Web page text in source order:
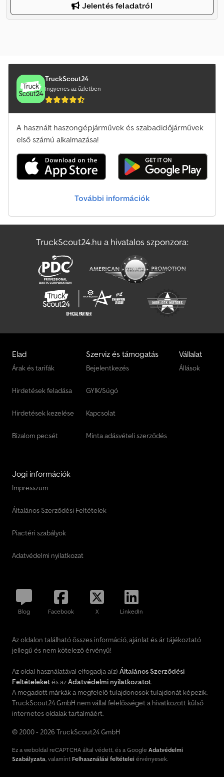
Jelentés feladatról
TruckScout24
Ingyenes az üzletben
A használt haszongépjárművek és szabadidőjárművek
első számú alkalmazása!
További információk
TruckScout24.hu a hivatalos szponzora:
Elad
Árak és tarifák
Hirdetések feladása
Hirdetések kezelése
Bizalom pecsét
Szerviz és támogatás
Bejelentkezés
GYIK/Súgó
Kapcsolat
Minta adásvételi szerződés
Vállalat
Állások
Jogi információk
Impresszum
Általános Szerződési Feltételek
Piactéri szabályok
Adatvédelmi nyilatkozat
Blog Facebook X LinkedIn
Az oldalon található összes információ, ajánlat és ár tájékoztató
jellegű és nem kötelező érvényű!
Az oldal használatával elfogadja a(z) Általános Szerződési
Feltételeketés azAdatvédelmi nyilatkozatot.
A megadott márkák a megfelelő tulajdonosok tulajdonát képezik.
TruckScout24 GmbH nem vállal felelősséget a hivatkozott külső
internetes oldalak tartalmáért.
© 2000 - 2026 TruckScout24 GmbH
Ez a weboldal reCAPTCHA által védett, és a Google Adatvédelmi
Szabályzata, valamint Felhasználási feltételei érvényesek.